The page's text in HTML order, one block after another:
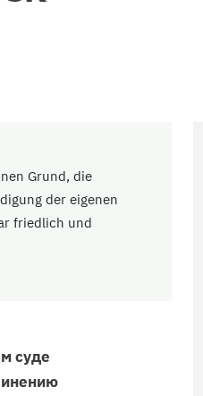
Grund, die
der eigenen
friedlich und
суде